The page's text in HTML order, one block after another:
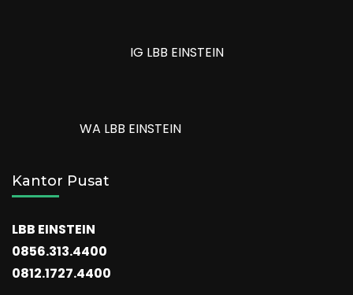
IG LBB EINSTEIN
WA LBB EINSTEIN
Kantor Pusat
LBB EINSTEIN
0856.313.4400
0812.1727.4400